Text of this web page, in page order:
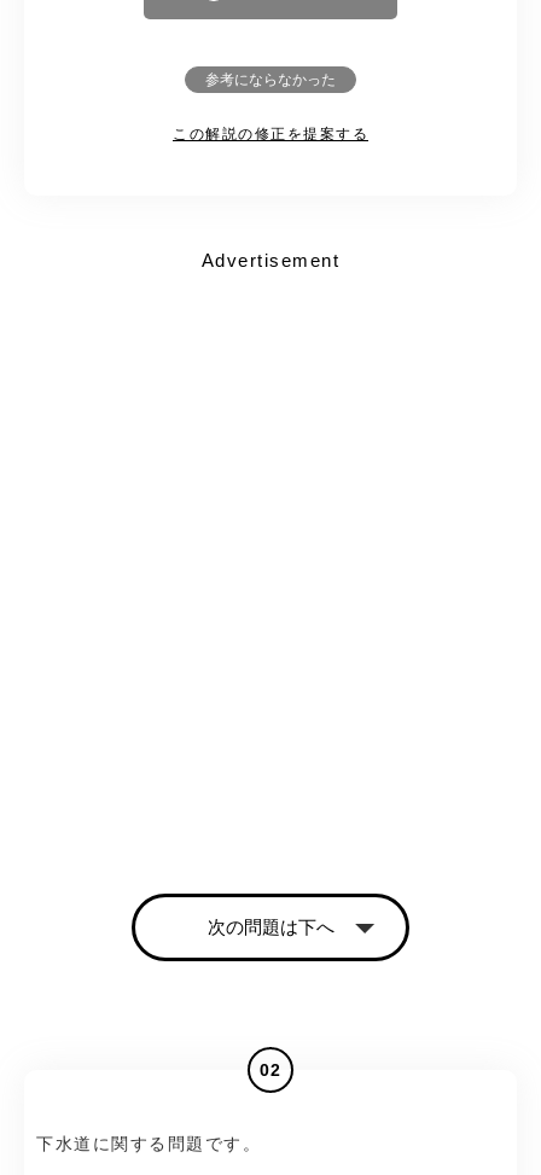
参考にならなかった
この解説の修正を提案する
Advertisement
次の問題は下へ
02
下水道に関する問題です。